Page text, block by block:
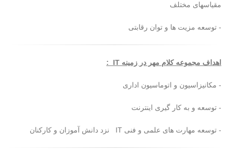
مقیاسهای مختلف
- توسعه مزیت ها و توان رقابتی
اهداف مجموعه کلام مهر در زمینه IT :
- مکانیزاسیون و اتوماسیون اداری
- توسعه و به کار گیری اینترنت
- توسعه مهارت های علمی و فنی IT نزد دانش آموزان و کارکنان